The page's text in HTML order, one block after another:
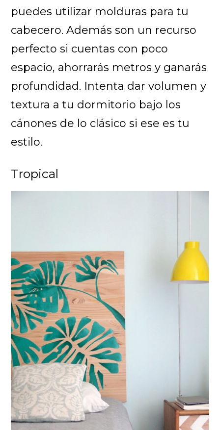
puedes utilizar molduras para tu
cabecero. Además son un recurso
perfecto si cuentas con poco
espacio, ahorrarás metros y ganarás
profundidad. Intenta dar volumen y
textura a tu dormitorio bajo los
cánones de lo clásico si ese es tu
estilo.
Tropical